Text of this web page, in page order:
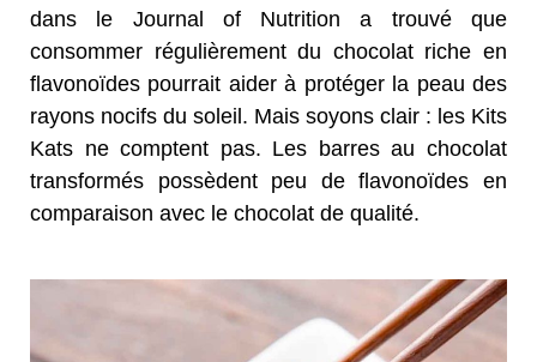
dans le Journal of Nutrition a trouvé que
consommer régulièrement du chocolat riche en
flavonoïdes pourrait aider à protéger la peau des
rayons nocifs du soleil. Mais soyons clair : les Kits
Kats ne comptent pas. Les barres au chocolat
transformés possèdent peu de flavonoïdes en
comparaison avec le chocolat de qualité.